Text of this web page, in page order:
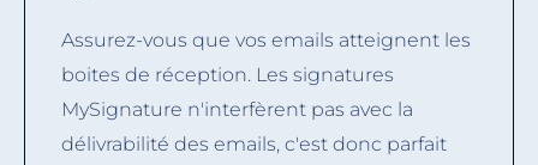
Assurez-vous que vos emails atteignent les
boites de réception. Les signatures
MySignature n'interfèrent pas avec la
délivrabilité des emails, c'est donc parfait